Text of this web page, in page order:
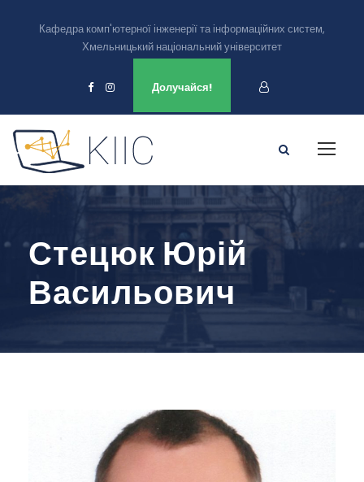
Кафедра комп'ютерної інженерії та інформаційних систем,
Хмельницький національний університет
Долучайся!
Стецюк Юрій
Васильович